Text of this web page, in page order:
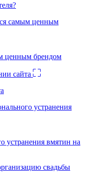
ценным брендом
устранения вмятин на